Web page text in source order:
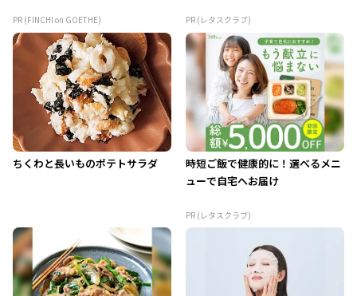
PR (FINCHI on GOETHE) PR (レタスクラブ)
ちくわと長いものポテトサラダ
時短ご飯で健康的に！選べるメニ
ューで自宅へお届け
PR (レタスクラブ)